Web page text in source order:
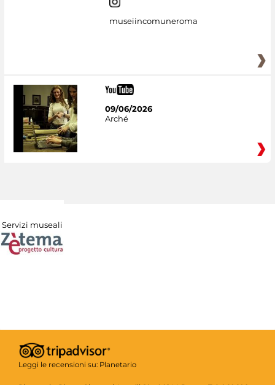
museiincomuneroma
09/06/2026
Arché
Servizi museali
Leggi le recensioni su: Planetario